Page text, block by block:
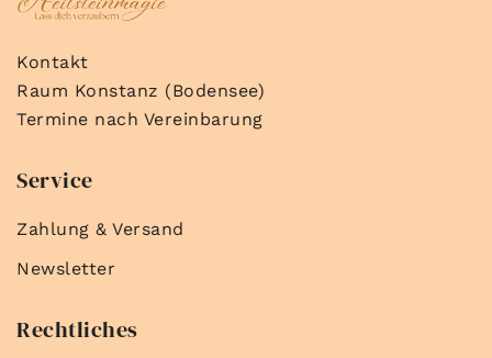
Kontakt
Raum Konstanz (Bodensee)
Termine nach Vereinbarung
Service
Zahlung & Versand
Newsletter
Rechtliches